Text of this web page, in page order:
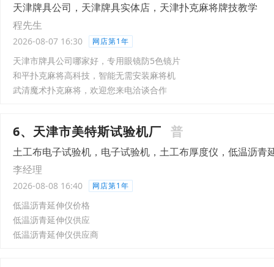
天津牌具公司，天津牌具实体店，天津扑克麻将牌技教学
程先生
2026-08-07 16:30 网店第1年
天津市牌具公司哪家好，专用眼镜防5色镜片
和平扑克麻将高科技，智能无需安装麻将机
武清魔术扑克麻将，欢迎您来电洽谈合作
6、天津市美特斯试验机厂 普
土工布电子试验机，电子试验机，土工布厚度仪，低温沥青
李经理
2026-08-08 16:40 网店第1年
低温沥青延伸仪价格
低温沥青延伸仪供应
低温沥青延伸仪供应商